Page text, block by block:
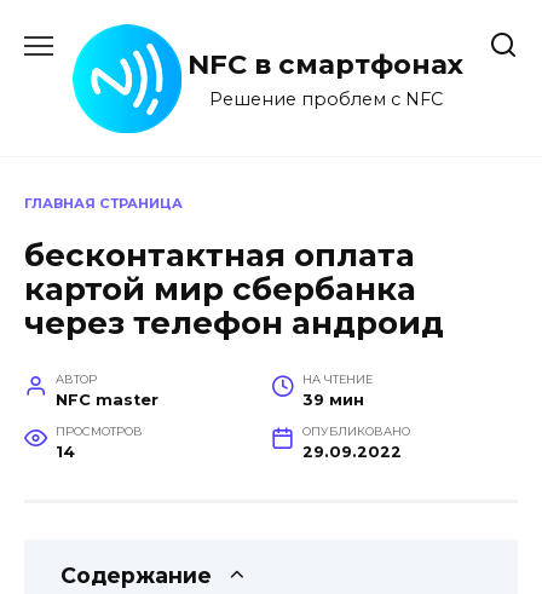
содержанию
NFC в смартфонах
Решение проблем с NFC
ГЛАВНАЯ СТРАНИЦА
бесконтактная оплата
картой мир сбербанка
через телефон андроид
АВТОР
NFC master
НА ЧТЕНИЕ
39 мин
ПРОСМОТРОВ
14
ОПУБЛИКОВАНО
29.09.2022
Содержание